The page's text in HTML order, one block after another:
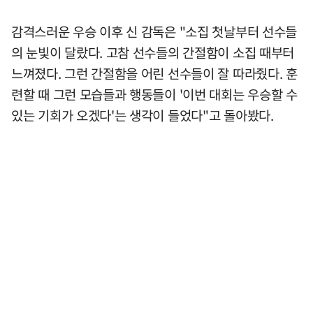
감격스러운 우승 이후 신 감독은 "소집 첫날부터 선수들
의 눈빛이 달랐다. 고참 선수들의 간절함이 소집 때부터
느껴졌다. 그런 간절함을 어린 선수들이 잘 따라줬다. 훈
련할 때 그런 모습들과 행동들이 '이번 대회는 우승할 수
있는 기회가 오겠다'는 생각이 들었다"고 돌아봤다.